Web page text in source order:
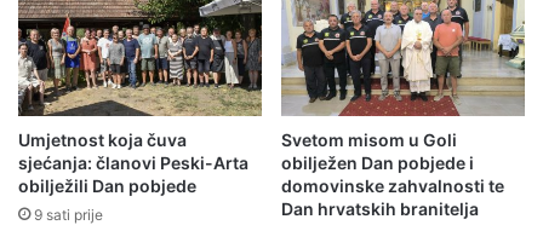
Umjetnost koja čuva
sjećanja: članovi Peski-Arta
obilježili Dan pobjede
9 sati prije
Svetom misom u Goli
obilježen Dan pobjede i
domovinske zahvalnosti te
Dan hrvatskih branitelja